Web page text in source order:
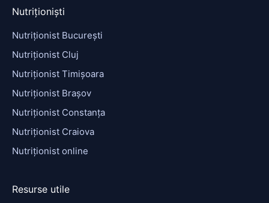
Nutriționiști
Nutriționist București
Nutriționist Cluj
Nutriționist Timișoara
Nutriționist Brașov
Nutriționist Constanța
Nutriționist Craiova
Nutriționist online
Resurse utile